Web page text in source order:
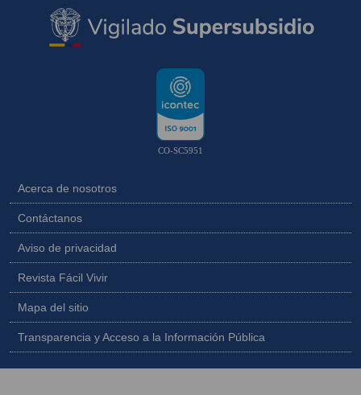
CO-SC5951
Acerca de nosotros
Contáctanos
Aviso de privacidad
Revista Fácil Vivir
Mapa del sitio
Transparencia y Acceso a la Información Pública